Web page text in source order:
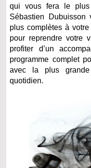
qui vous fera le
Sébastien
plus complètes à
pour reprendre votre
profiter d’un
programme complet
avec la plus
quotidien.